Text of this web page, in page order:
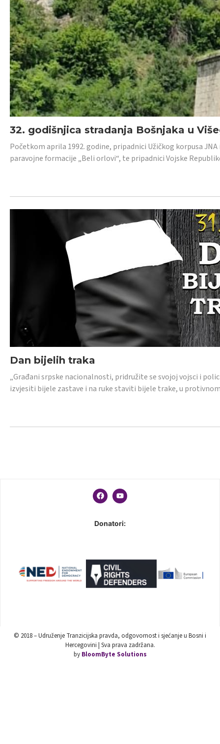
32. godišnjica stradanja Bošnjaka u
Početkom aprila 1992. godine, pripadnici Užičkog korpusa
paravojne formacije „Beli orlovi“, te pripadnici Vojske
Dan bijelih traka
„Građani srpske nacionalnosti, pridružite se svojoj vojsci i
izvjesiti bijele zastave i na ruke staviti bijele trake, u
Donatori:
© 2018 – Udruženje Tranzicijska pravda, odgovornost i sjećanje u Bosni i
Hercegovini | Sva prava zadržana.
by BloomByte Solutions